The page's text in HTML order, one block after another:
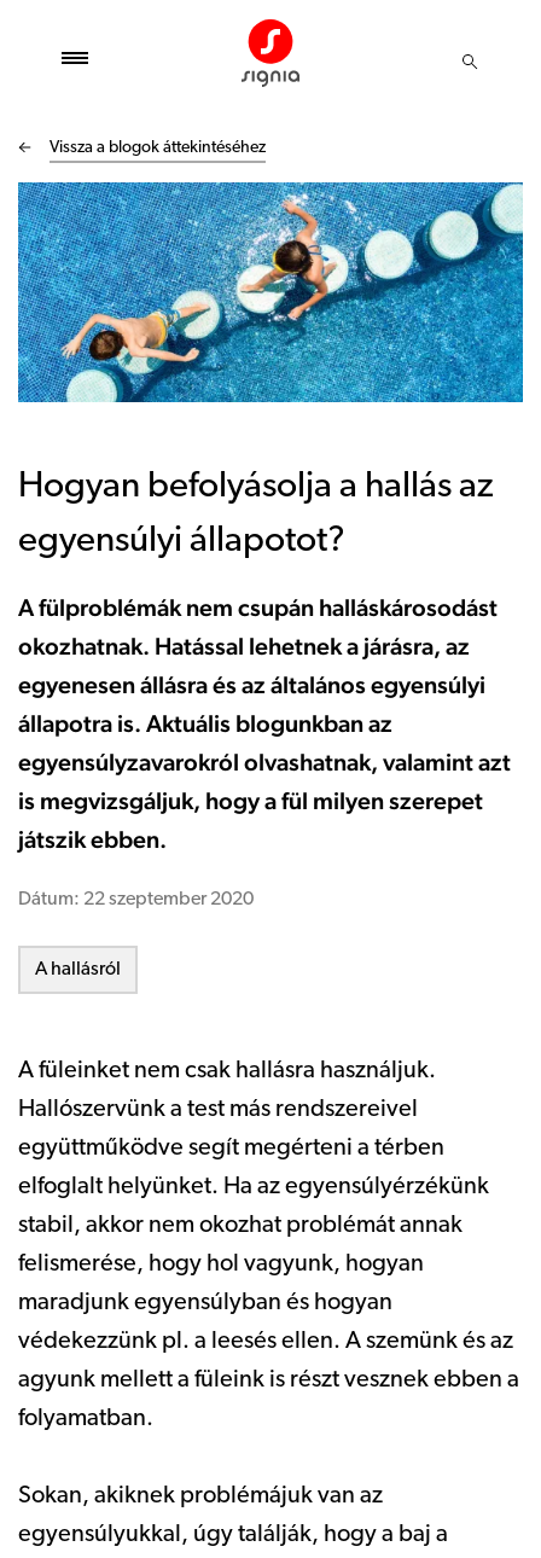
Vissza a blogok áttekintéséhez
Hogyan befolyásolja a hallás az
egyensúlyi állapotot?
A fülproblémák nem csupán halláskárosodást
okozhatnak. Hatással lehetnek a járásra, az
egyenesen állásra és az általános egyensúlyi
állapotra is. Aktuális blogunkban az
egyensúlyzavarokról olvashatnak, valamint azt
is megvizsgáljuk, hogy a fül milyen szerepet
játszik ebben.
Dátum: 22 szeptember 2020
A hallásról
A füleinket nem csak hallásra használjuk.
Hallószervünk a test más rendszereivel
együttműködve segít megérteni a térben
elfoglalt helyünket. Ha az egyensúlyérzékünk
stabil, akkor nem okozhat problémát annak
felismerése, hogy hol vagyunk, hogyan
maradjunk egyensúlyban és hogyan
védekezzünk pl. a leesés ellen. A szemünk és az
agyunk mellett a füleink is részt vesznek ebben a
folyamatban.
Sokan, akiknek problémájuk van az
egyensúlyukkal, úgy találják, hogy a baj a